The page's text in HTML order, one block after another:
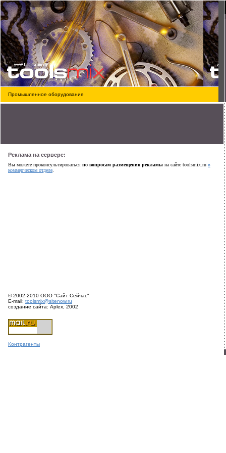
Промышленное оборудование
Реклама на сервере:
Вы можете проконсультироваться по вопросам размещения рекламы на сайте toolsmix.ru в
коммерческом отделе
© 2002-2010 ООО "Сайт Сейчас"
E-mail: toolsmix@sitenow.ru
создание сайта: Aplex, 2002
Контрагенты